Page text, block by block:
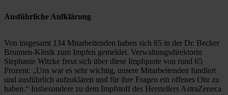
Ausführliche Aufklärung
Von insgesamt 134 Mitarbeitenden haben sich 85 in der Dr. Becker
Brunnen-Klinik zum Impfen gemeldet. Verwaltungsdirektorin
Stephanie Witzke freut sich über diese Impfquote von rund 65
Prozent: „Uns war es sehr wichtig, unsere Mitarbeitenden fundiert
und ausführlich aufzuklären und für ihre Fragen ein offenes Ohr zu
haben.“ Insbesondere zu dem Impfstoff des Herstellers AstraZeneca